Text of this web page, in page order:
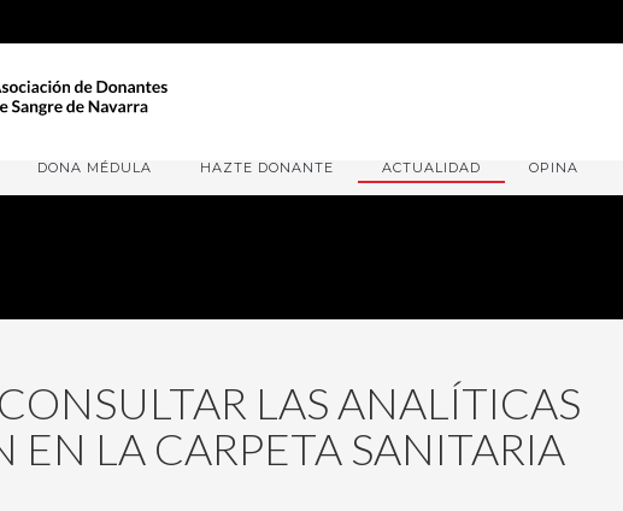
DONA MÉDULA HAZTE DONANTE ACTUALIDAD OPINA
LAS ANALÍTICAS
EN LA CARPETA SANITARIA